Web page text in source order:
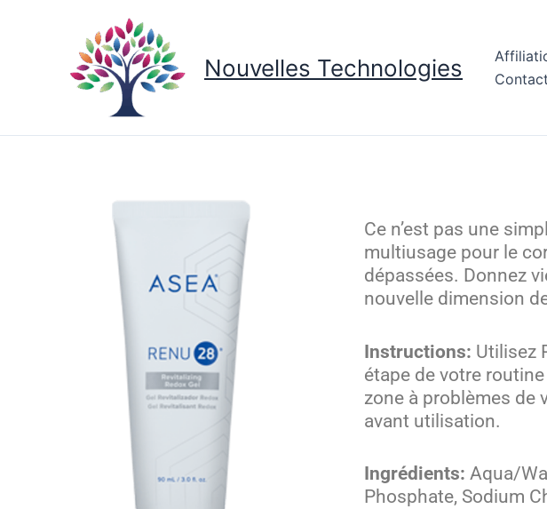
Nouvelles Technologies
Contact
Ce n’est pas une
multiusage pour le
dépassées. Donnez
nouvelle dimension
Instructions: Utilisez
étape de votre
zone à problèmes de
avant utilisation.
Ingrédients: Aqua/
Phosphate, Sodium